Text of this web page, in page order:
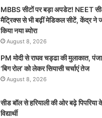
MBBS सीटों पर बड़ा अपडेट! NEET
मैट्रिक्स से भी बढ़ीं मेडिकल सीटें, केंद्र ने
किया नया ब्योरा
August 8, 2026
PM मोदी से राघव चड्ढा की मुलाकात,
‘बिग रोल’ को लेकर सियासी चर्चाएं तेज
August 8, 2026
सीड बॉल से हरियाली की ओर बढ़े पिपरिया
विद्यार्थी